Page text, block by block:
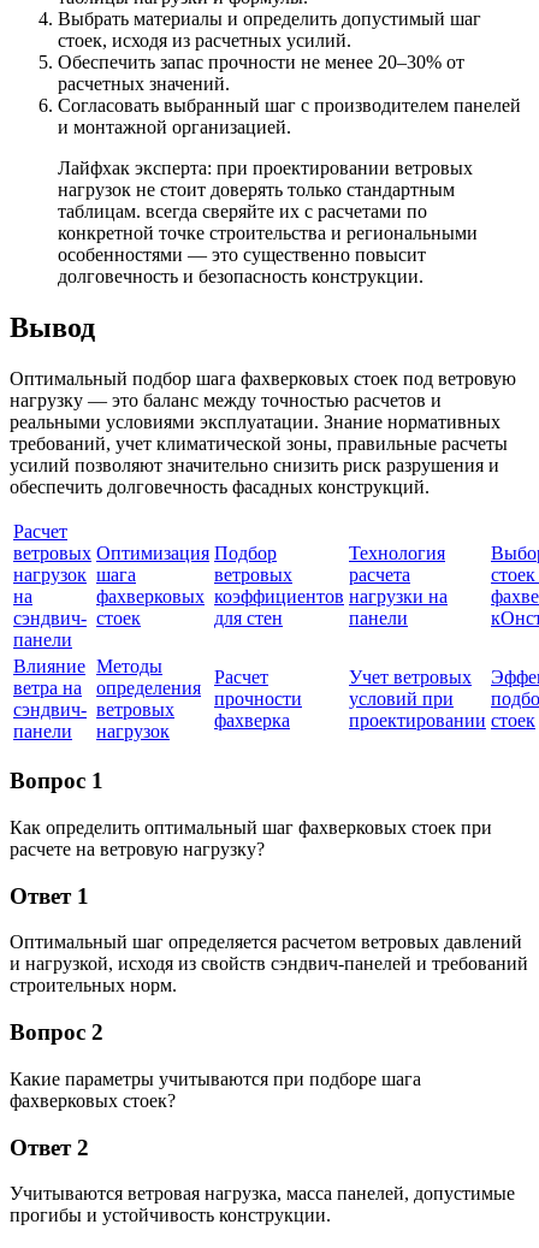
Выбрать материалы и определить допустимый шаг
стоек, исходя из расчетных усилий.
Обеспечить запас прочности не менее 20–30% от
расчетных значений.
Согласовать выбранный шаг с производителем панелей
и монтажной организацией.
Лайфхак эксперта: при проектировании ветровых
нагрузок не стоит доверять только стандартным
таблицам. всегда сверяйте их с расчетами по
конкретной точке строительства и региональными
особенностями — это существенно повысит
долговечность и безопасность конструкции.
Вывод
Оптимальный подбор шага фахверковых стоек под ветровую
нагрузку — это баланс между точностью расчетов и
реальными условиями эксплуатации. Знание нормативных
требований, учет климатической зоны, правильные расчеты
усилий позволяют значительно снизить риск разрушения и
обеспечить долговечность фасадных конструкций.
Расчет
ветровых
нагрузок
на
сэндвич-
панели
Оптимизация
шага
фахверковых
стоек
Подбор
ветровых
коэффициентов
для стен
Технология
расчета
нагрузки на
панели
Влияние
ветра на
сэндвич-
панели
Методы
определения
ветровых
нагрузок
Расчет
прочности
фахверка
Учет ветровых
условий при
проектировании стоек
Вопрос 1
Как определить оптимальный шаг фахверковых стоек при
расчете на ветровую нагрузку?
Ответ 1
Оптимальный шаг определяется расчетом ветровых давлений
и нагрузкой, исходя из свойств сэндвич-панелей и требований
строительных норм.
Вопрос 2
Какие параметры учитываются при подборе шага
фахверковых стоек?
Ответ 2
Учитываются ветровая нагрузка, масса панелей, допустимые
прогибы и устойчивость конструкции.